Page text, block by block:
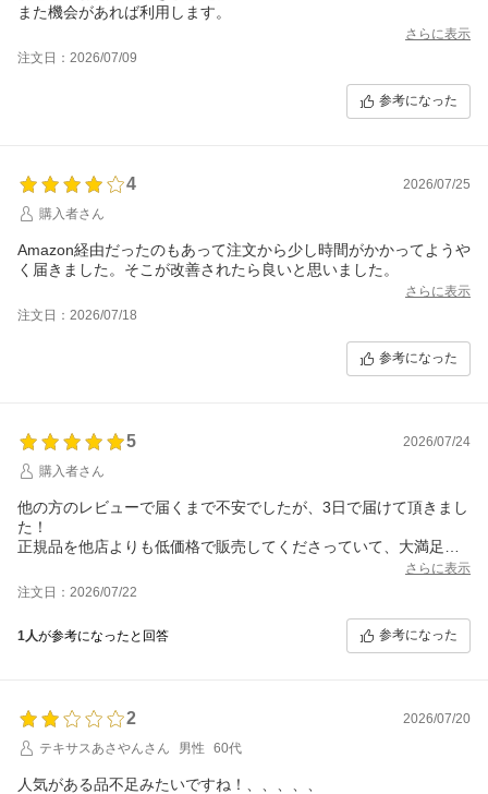
また機会があれば利用します。
さらに表示
注文日：2026/07/09
参考になった
4
2026/07/25
購入者さん
Amazon経由だったのもあって注文から少し時間がかかってようや
く届きました。そこが改善されたら良いと思いました。
さらに表示
注文日：2026/07/18
参考になった
5
2026/07/24
購入者さん
他の方のレビューで届くまで不安でしたが、3日で届けて頂きまし
た！
正規品を他店よりも低価格で販売してくださっていて、大満足の
また利用したいと思います。
さらに表示
注文日：2026/07/22
1人が参考になったと回答 参考になった
2
2026/07/20
テキサスあさやんさん
男性 60代
人気がある品不足みたいですね！、、、、、